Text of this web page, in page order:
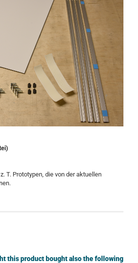
T. Prototypen, die von der aktuellen
this product bought also the following